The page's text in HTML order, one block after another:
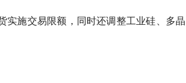
实施交易限额，同时还调整工业硅、多晶